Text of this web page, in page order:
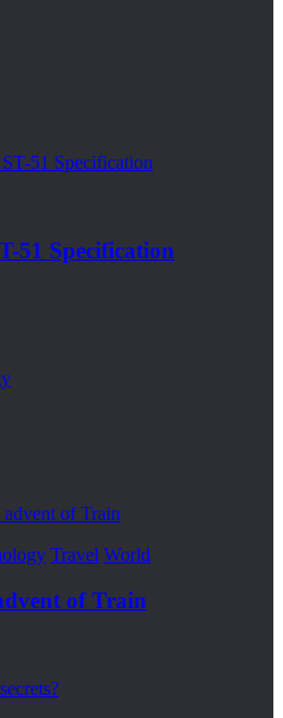
51 Specification
Travel World
of Train